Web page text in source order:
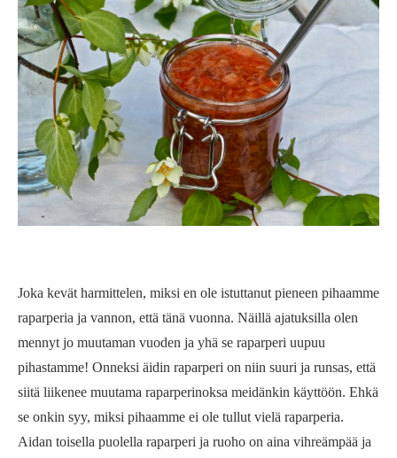
Joka kevät harmittelen, miksi en ole istuttanut pieneen pihaamme
raparperia ja vannon, että tänä vuonna. Näillä ajatuksilla olen
mennyt jo muutaman vuoden ja yhä se raparperi uupuu
pihastamme! Onneksi äidin raparperi on niin suuri ja runsas, että
siitä liikenee muutama raparperinoksa meidänkin käyttöön. Ehkä
se onkin syy, miksi pihaamme ei ole tullut vielä raparperia.
Aidan toisella puolella raparperi ja ruoho on aina vihreämpää ja